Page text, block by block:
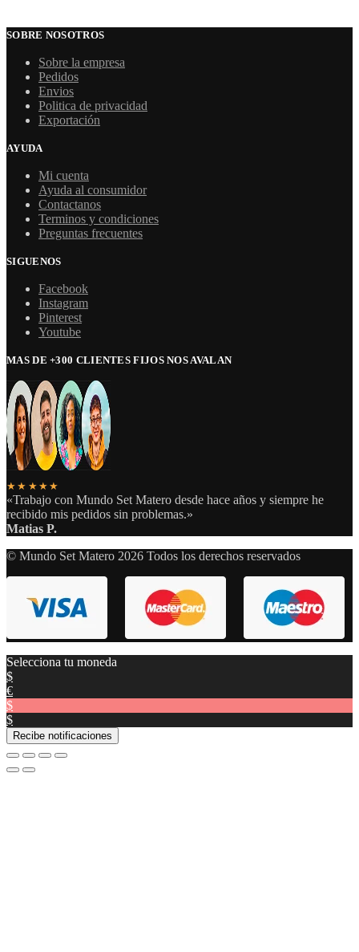
SOBRE NOSOTROS
Sobre la empresa
Pedidos
Envios
Politica de privacidad
Exportación
AYUDA
Mi cuenta
Ayuda al consumidor
Contactanos
Terminos y condiciones
Preguntas frecuentes
SIGUENOS
Facebook
Instagram
Pinterest
Youtube
MAS DE +300 CLIENTES FIJOS NOS AVALAN
★★★★★
«Trabajo con Mundo Set Matero desde hace años y siempre he
recibido mis pedidos sin problemas.»
Matias P.
© Mundo Set Matero 2026 Todos los derechos reservados
Selecciona tu moneda
$
€
$
$
Recibe notificaciones